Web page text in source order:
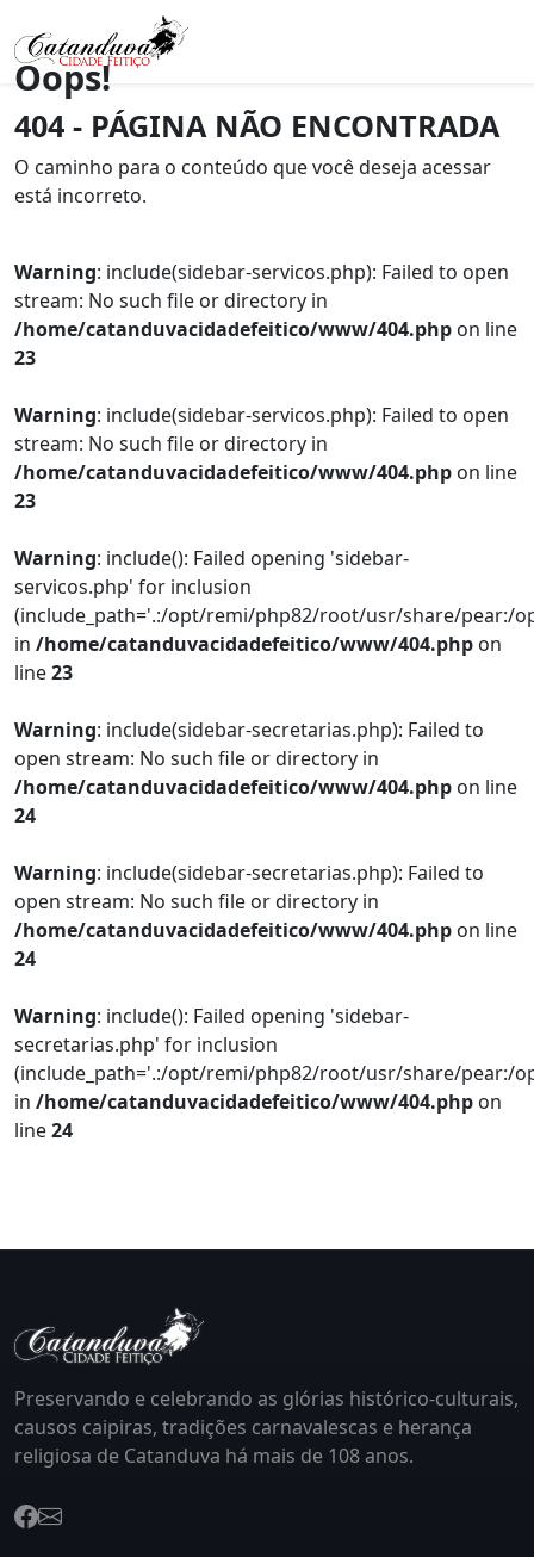
Oops!
404 - PÁGINA NÃO ENCONTRADA
O caminho para o conteúdo que você deseja acessar
está incorreto.
Warning: include(sidebar-servicos.php): Failed to open
stream: No such file or directory in
/home/catanduvacidadefeitico/www/404.php on line
23
Warning: include(sidebar-servicos.php): Failed to open
stream: No such file or directory in
/home/catanduvacidadefeitico/www/404.php on line
23
Warning: include(): Failed opening 'sidebar-
servicos.php' for inclusion
(include_path='.:/opt/remi/php82/root/usr/share/
in /home/catanduvacidadefeitico/www/404.php on
line23
Warning: include(sidebar-secretarias.php): Failed to
open stream: No such file or directory in
/home/catanduvacidadefeitico/www/404.php on line
24
Warning: include(sidebar-secretarias.php): Failed to
open stream: No such file or directory in
/home/catanduvacidadefeitico/www/404.php on line
24
Warning: include(): Failed opening 'sidebar-
secretarias.php' for inclusion
(include_path='.:/opt/remi/php82/root/usr/share/
in /home/catanduvacidadefeitico/www/404.php on
line24
Preservando e celebrando as glórias histórico-culturais,
causos caipiras, tradições carnavalescas e herança
religiosa de Catanduva há mais de 108 anos.